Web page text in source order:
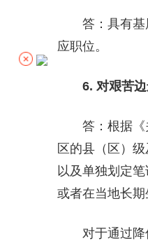
答：具有基层
应职位。
6. 对艰苦
答：根据《关
区的县（区）
以及单独划定
或者在当地长期
对于通过降低